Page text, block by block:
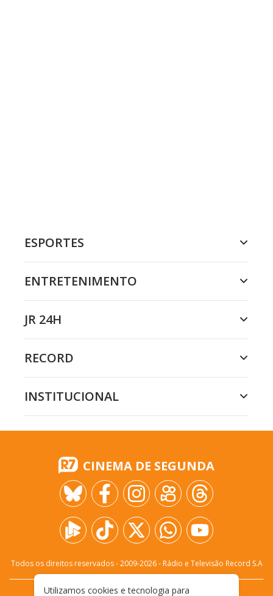
ESPORTES
ENTRETENIMENTO
JR 24H
RECORD
INSTITUCIONAL
CINEMA DE SEGUNDA
Todos os direitos reservados - 2009-2026- Rádio e Televisão Record S.A
Utilizamos cookies e tecnologia para